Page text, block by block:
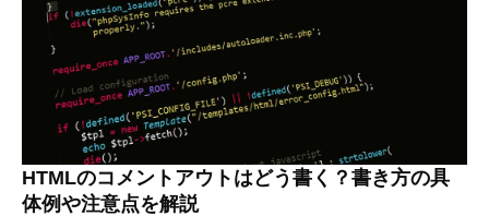
HTMLのコメントアウトはどう書く？書き方の具
体例や注意点を解説